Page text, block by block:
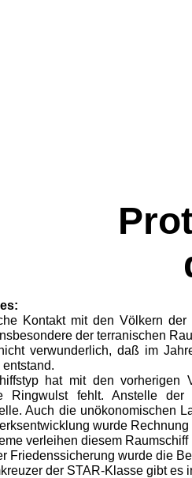
Kontakt mit den Völkern
der terranischen
verwunderlich, daß im
entstand.
hat mit den vorherigen
Ringwulst fehlt. Anstelle
Auch die unökonomischen
wurde Rechnung
verleihen diesem
Friedenssicherung wurde die
der STAR-Klasse gibt es